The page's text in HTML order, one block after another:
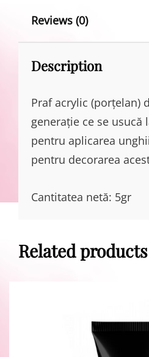
Reviews (0)
Description
Praf acrylic (porțelan)
generație ce se usucă
pentru aplicarea
pentru decorarea
Cantitatea netă: 5gr
Related products